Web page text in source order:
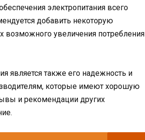
электропитания всего
добавить некоторую
возможного увеличения потребления
является также его надежность и
которые имеют хорошую
и рекомендации других